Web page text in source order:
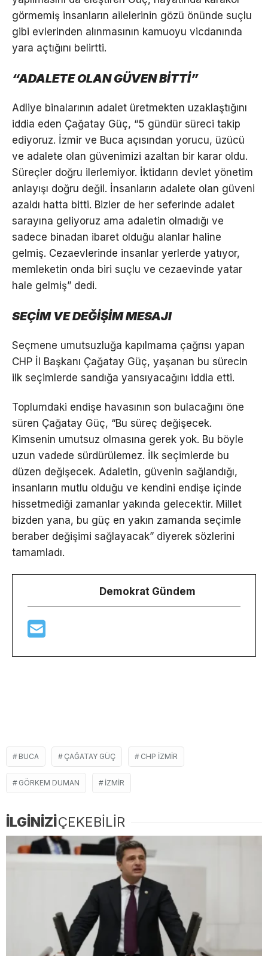
görmemiş insanların ailelerinin gözü önünde suçlu
gibi evlerinden alınmasının kamuoyu vicdanında
yara açtığını belirtti.
“ADALETE OLAN GÜVEN BİTTİ”
Adliye binalarının adalet üretmekten uzaklaştığını
iddia eden Çağatay Güç, “5 gündür süreci takip
ediyoruz. İzmir ve Buca açısından yorucu, üzücü
ve adalete olan güvenimizi azaltan bir karar oldu.
Süreçler doğru ilerlemiyor. İktidarın devlet yönetim
anlayışı doğru değil. İnsanların adalete olan güveni
azaldı hatta bitti. Bizler de her seferinde adalet
sarayına geliyoruz ama adaletin olmadığı ve
sadece binadan ibaret olduğu alanlar haline
gelmiş. Cezaevlerinde insanlar yerlerde yatıyor,
memleketin onda biri suçlu ve cezaevinde yatar
hale gelmiş” dedi.
SEÇİM VE DEĞİŞİM MESAJI
Seçmene umutsuzluğa kapılmama çağrısı yapan
CHP İl Başkanı Çağatay Güç, yaşanan bu sürecin
ilk seçimlerde sandığa yansıyacağını iddia etti.
Toplumdaki endişe havasının son bulacağını öne
süren Çağatay Güç, “Bu süreç değişecek.
Kimsenin umutsuz olmasına gerek yok. Bu böyle
uzun vadede sürdürülemez. İlk seçimlerde bu
düzen değişecek. Adaletin, güvenin sağlandığı,
insanların mutlu olduğu ve kendini endişe içinde
hissetmediği zamanlar yakında gelecektir. Millet
bizden yana, bu güç en yakın zamanda seçimle
beraber değişimi sağlayacak” diyerek sözlerini
tamamladı.
Demokrat Gündem
BUCA ÇAĞATAY GÜÇ CHP IZMIR
GÖRKEM DUMAN IZMIR
İLGİNİZİÇEKEBİLİR